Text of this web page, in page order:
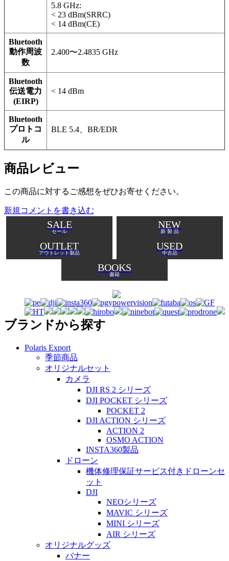
5.8 GHz:
< 23 dBm(SRRC)
< 14 dBm(CE)
Bluetooth
動作周波
数
2.400〜2.4835 GHz
Bluetooth
伝送電力
(EIRP)
< 14 dBm
Bluetooth
プロトコ
ル
BLE 5.4、BR/EDR
商品レビュー
この商品に対するご感想をぜひお寄せください。
新規コメントを書き込む
SALE
セール
NEW
新 製 品
OUTLET
アウトレット製品
USED
中古品
BOOKS
書籍
ブランドから探す
Polaris Export
季節商品
オリジナルセット
カメラ
DJI RS 2 シリーズ
DJI POCKET シリーズ
POCKET 2
DJI ACTION シリーズ
ACTION 2
OSMO ACTION
INSTA360製品
ドローン
機体修理保証サービス付きドローンセ
ット
DJI
NEOシリーズ
MAVIC シリーズ
MINI シリーズ
AIR シリーズ
オリジナルグッズ
バナー